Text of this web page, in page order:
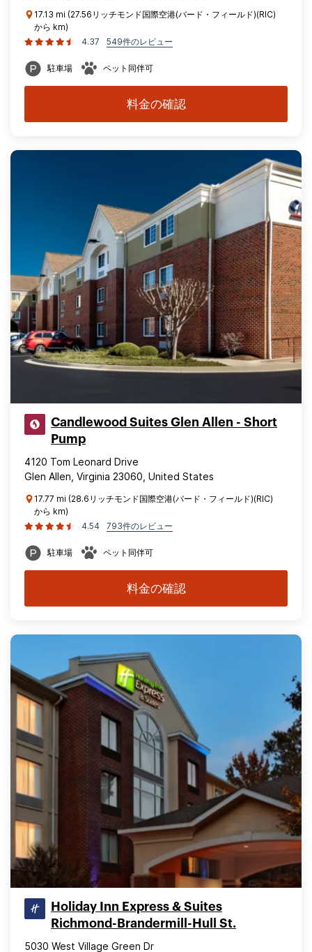
17.13 mi (27.56リッチモンド国際空港(バード・フィールド)(RIC)
から km)
4.37
549件のレビュー
駐車場 ペット同伴可
料金の確認
Candlewood Suites Glen Allen - Short
Pump
4120 Tom Leonard Drive
Glen Allen, Virginia 23060, United States
17.77 mi (28.6リッチモンド国際空港(バード・フィールド)(RIC)
から km)
4.54
793件のレビュー
駐車場 ペット同伴可
料金の確認
Holiday Inn Express & Suites
Richmond-Brandermill-Hull St.
5030 West Village Green Dr